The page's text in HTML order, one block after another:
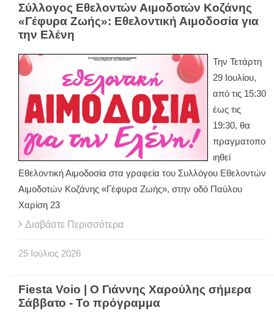
Σύλλογος Εθελοντών Αιμοδοτών Κοζάνης
«Γέφυρα Ζωής»: Εθελοντική Αιμοδοσία για
την Ελένη
Την Τετάρτη
29 Ιουλίου,
από τις 15:30
έως τις
19:30, θα
πραγματοπο
ιηθεί
Εθελοντική Αιμοδοσία στα γραφεία του Συλλόγου Εθελοντών
Αιμοδοτών Κοζάνης «Γέφυρα Ζωής», στην οδό Παύλου
Χαρίση 23
Διαβάστε Περισσότερα
25 Ιούλιος 2026
Fiesta Voio | Ο Γιάννης Χαρούλης σήμερα
Σάββατο - Το πρόγραμμα